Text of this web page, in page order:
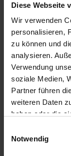
Diese Webseite
Wir verwenden
personalisieren,
zu können und
analysieren.
Verwendung
soziale Medien,
Partner führen
weiteren Daten
haben oder die
Notwendig